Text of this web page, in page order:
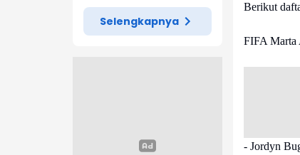
Selengkapnya
Berikut
FIFA Marta
- Jordyn